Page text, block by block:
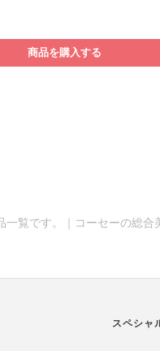
商品を購入する
覧です。｜コーセーの総
スペシャ